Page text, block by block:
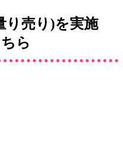
り売り)を実施
ら